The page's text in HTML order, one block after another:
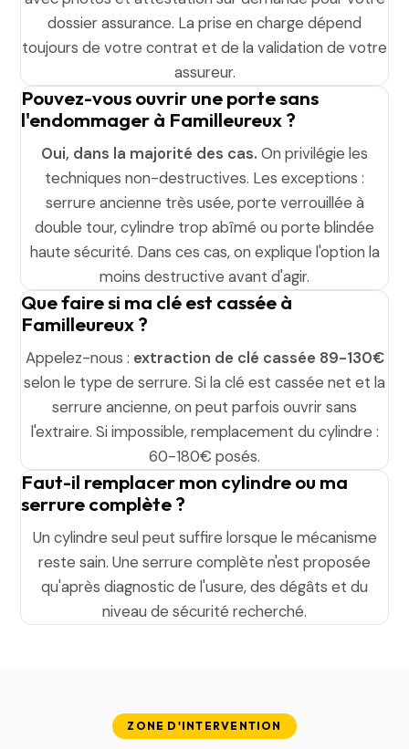
dossier assurance. La prise en charge dépend
toujours de votre contrat et de la validation de votre
assureur.
Pouvez-vous ouvrir une porte sans
l'endommager à Familleureux ?
Oui, dans la majorité des cas. On privilégie les
techniques non-destructives. Les exceptions :
serrure ancienne très usée, porte verrouillée à
double tour, cylindre trop abîmé ou porte blindée
haute sécurité. Dans ces cas, on explique l'option la
moins destructive avant d'agir.
Que faire si ma clé est cassée à
Familleureux ?
Appelez-nous : extraction de clé cassée 89-130€
selon le type de serrure. Si la clé est cassée net et la
serrure ancienne, on peut parfois ouvrir sans
l'extraire. Si impossible, remplacement du cylindre :
60-180€ posés.
Faut-il remplacer mon cylindre ou ma
serrure complète ?
Un cylindre seul peut suffire lorsque le mécanisme
reste sain. Une serrure complète n'est proposée
qu'après diagnostic de l'usure, des dégâts et du
niveau de sécurité recherché.
ZONE D'INTERVENTION